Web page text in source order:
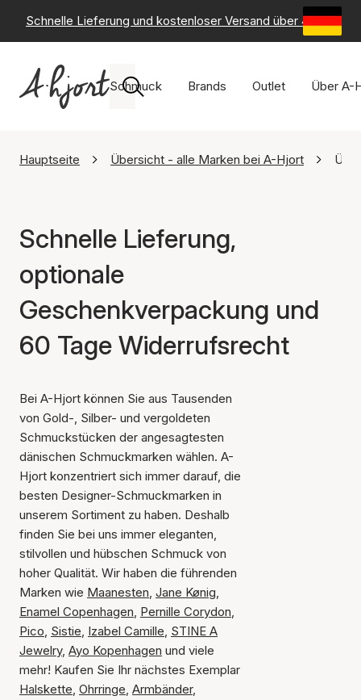
Schnelle Lieferung und kostenloser Versand über 49 € -
Schmuck Brands Outlet Über A-
Hauptseite Übersicht - alle Marken bei A-Hjort
Schnelle Lieferung,
optionale
Geschenkverpackung und
60 Tage Widerrufsrecht
Bei A-Hjort können Sie aus Tausenden
von Gold-, Silber- und vergoldeten
Schmuckstücken der angesagtesten
dänischen Schmuckmarken wählen. A-
Hjort konzentriert sich immer darauf, die
besten Designer-Schmuckmarken in
unserem Sortiment zu haben. Deshalb
finden Sie bei uns immer eleganten,
stilvollen und hübschen Schmuck von
hoher Qualität. Wir haben die führenden
Marken wie Maanesten, Jane Kønig,
Enamel Copenhagen, Pernille Corydon,
Pico, Sistie, Izabel Camille, STINE A
Jewelry, Ayo Kopenhagen und viele
mehr! Kaufen Sie Ihr nächstes Exemplar
Halskette, Ohrringe, Armbänder,